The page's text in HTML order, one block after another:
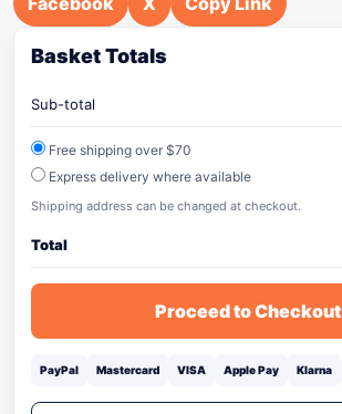
Basket Totals
Sub-total
Free shipping over $70
Express delivery where available
Shipping address can be changed at checkout.
Total
Proceed to Checkout
PayPal Mastercard VISA Apple Pay Klarna